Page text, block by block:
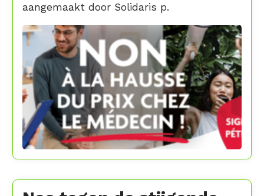
aangemaakt door Solidaris p.